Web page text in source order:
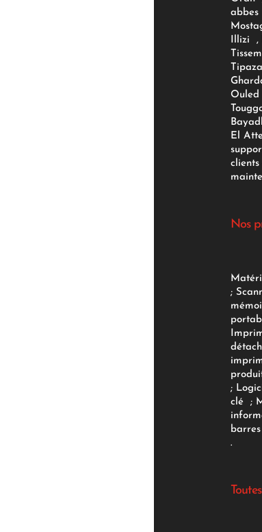
Illizi ,
Ouled
El
Nos
;
;
clé;
barres
.